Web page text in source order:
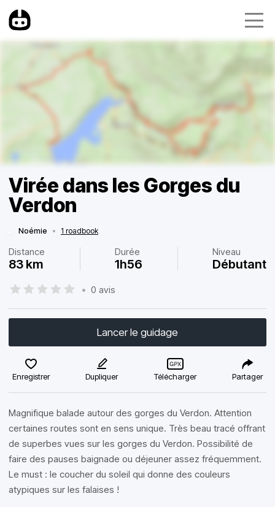
Virée dans les Gorges du
Verdon
Noémie • 1 roadbook
Distance
83 km
Durée
1h56
Niveau
Débutant
• 0 avis
Lancer le guidage
Enregistrer Dupliquer Télécharger Partager
Magnifique balade autour des gorges du Verdon. Attention
certaines routes sont en sens unique. Très beau tracé offrant
de superbes vues sur les gorges du Verdon. Possibilité de
faire des pauses baignade ou déjeuner assez fréquemment.
Le must : le coucher du soleil qui donne des couleurs
atypiques sur les falaises !